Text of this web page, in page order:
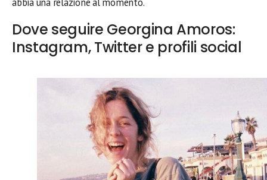
Dove seguire Georgina Amoros:
Instagram, Twitter e profili social